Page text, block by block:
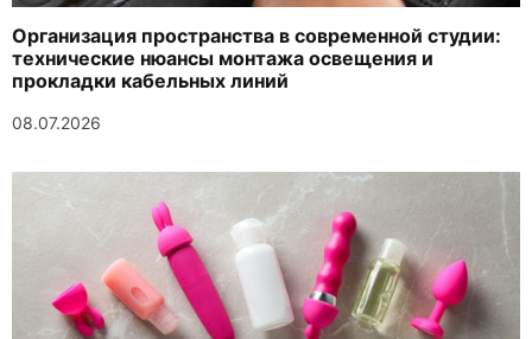
Организация пространства в современной студии:
технические нюансы монтажа освещения и
прокладки кабельных линий
08.07.2026